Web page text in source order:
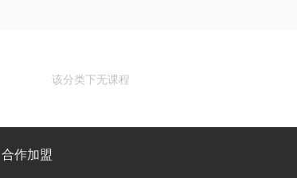
该分类下无课程
合作加盟